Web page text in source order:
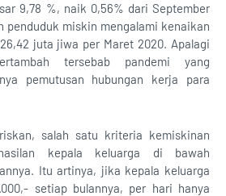
9,78 %, naik 0,56% dari September
penduduk miskin mengalami kenaikan
juta jiwa per Maret 2020. Apalagi
tersebab pandemi yang
pemutusan hubungan kerja para
salah satu kriteria kemiskinan
kepala keluarga di bawah
Itu artinya, jika kepala keluarga
setiap bulannya, per hari hanya